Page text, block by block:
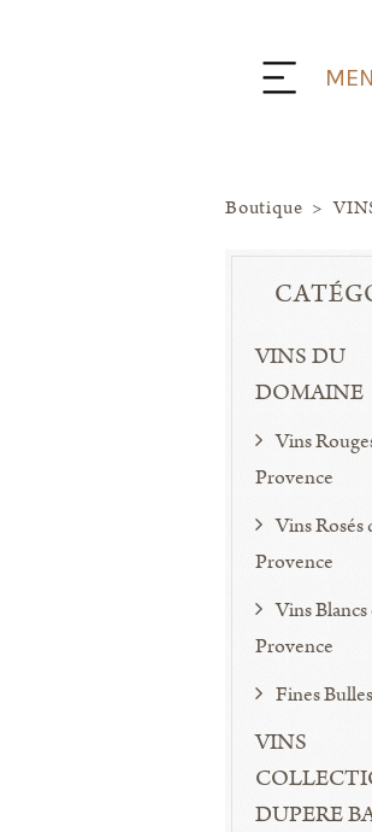
Boutique >
VINS DU
DOMAINE
Vins
Provence
Vins Rosés
Provence
Vins Blancs
Provence
Fines
VINS
DUPERE